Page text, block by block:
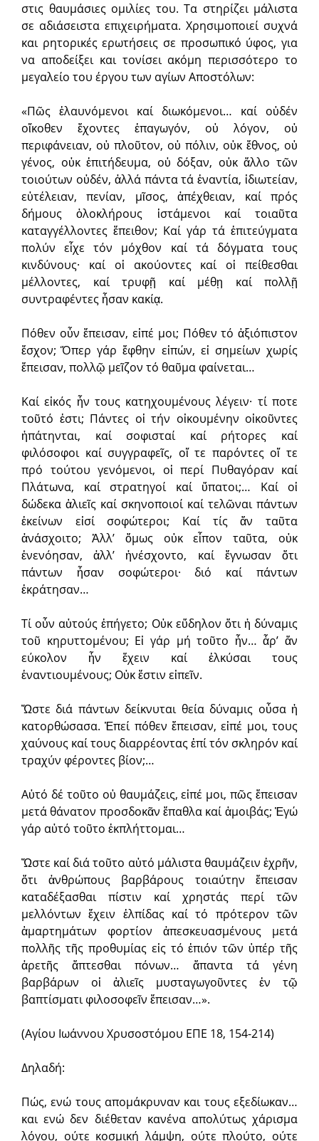
στις θαυμάσιες ομιλίες του. Τα στηρίζει μάλιστα
σε αδιάσειστα επιχειρήματα. Χρησιμοποιεί συχνά
και ρητορικές ερωτήσεις σε προσωπικό ύφος, για
να αποδείξει και τονίσει ακόμη περισσότερο το
μεγαλείο του έργου των αγίων Αποστόλων:
«Πῶς ἐλαυνόμενοι καί διωκόμενοι… καί οὐδέν
οἴκοθεν ἔχοντες ἐπαγωγόν, οὐ λόγον, οὐ
περιφάνειαν, οὐ πλοῦτον, οὐ πόλιν, οὐκ ἔθνος, οὐ
γένος, οὐκ ἐπιτήδευμα, οὐ δόξαν, οὐκ ἄλλο τῶν
τοιούτων οὐδέν, ἀλλά πάντα τά ἐναντία, ἰδιωτείαν,
εὐτέλειαν, πενίαν, μῖσος, ἀπέχθειαν, καί πρός
δήμους ὁλοκλήρους ἱστάμενοι καί τοιαῦτα
καταγγέλλοντες ἔπειθον; Καί γάρ τά ἐπιτεύγματα
πολύν εἶχε τόν μόχθον καί τά δόγματα τους
κινδύνους· καί οἱ ακούοντες καί οἱ πείθεσθαι
μέλλοντες, καί τρυφῇ καί μέθῃ καί πολλῇ
συντραφέντες ἦσαν κακίᾳ.
Πόθεν οὖν ἔπεισαν, εἰπέ μοι; Πόθεν τό ἀξιόπιστον
ἔσχον; Ὅπερ γάρ ἔφθην εἰπών, εἰ σημείων χωρίς
ἔπεισαν, πολλῷ μεῖζον τό θαῦμα φαίνεται…
Καί εἰκός ἦν τους κατηχουμένους λέγειν· τί ποτε
τοῦτό ἐστι; Πάντες οἱ τήν οἰκουμένην οἰκοῦντες
ἠπάτηνται, καί σοφισταί καί ρήτορες καί
φιλόσοφοι καί συγγραφεῖς, οἵ τε παρόντες οἵ τε
πρό τούτου γενόμενοι, οἱ περί Πυθαγόραν καί
Πλάτωνα, καί στρατηγοί καί ὕπατοι;… Καί οἱ
δώδεκα ἁλιεῖς καί σκηνοποιοί καί τελῶναι πάντων
ἐκείνων εἰσί σοφώτεροι; Καί τίς ἄν ταῦτα
ἀνάσχοιτο; Ἀλλ’ ὅμως οὐκ εἶπον ταῦτα, οὐκ
ἐνενόησαν, ἀλλ’ ἠνέσχοντο, καί ἔγνωσαν ὅτι
πάντων ἦσαν σοφώτεροι· διό καί πάντων
ἐκράτησαν…
Τί οὖν αὐτούς ἐπήγετο; Οὐκ εὔδηλον ὅτι ἡ δύναμις
τοῦ κηρυττομένου; Εἰ γάρ μή τοῦτο ἦν… ἆρ’ ἄν
εύκολον ἦν ἔχειν καί ἑλκύσαι τους
ἐναντιουμένους; Οὐκ ἔστιν εἰπεῖν.
Ὥστε διά πάντων δείκνυται θεία δύναμις οὖσα ἡ
κατορθώσασα. Ἐπεί πόθεν ἔπεισαν, εἰπέ μοι, τους
χαύνους καί τους διαρρέοντας ἐπί τόν σκληρόν καί
τραχύν φέροντες βίον;…
Αὐτό δέ τοῦτο οὐ θαυμάζεις, εἰπέ μοι, πῶς ἔπεισαν
μετά θάνατον προσδοκᾶν ἔπαθλα καί ἀμοιβάς; Ἐγώ
γάρ αὐτό τοῦτο ἐκπλήττομαι…
Ὤστε καί διά τοῦτο αὐτό μάλιστα θαυμάζειν ἐχρῆν,
ὅτι ἀνθρώπους βαρβάρους τοιαύτην ἔπεισαν
καταδέξασθαι πίστιν καί χρηστάς περί τῶν
μελλόντων ἔχειν ἐλπίδας καί τό πρότερον τῶν
ἁμαρτημάτων φορτίον ἀπεσκευασμένους μετά
πολλῆς τῆς προθυμίας εἰς τό ἐπιόν τῶν ὑπέρ τῆς
ἀρετῆς ἅπτεσθαι πόνων… ἅπαντα τά γένη
βαρβάρων οἱ ἁλιεῖς μυσταγωγοῦντες ἐν τῷ
βαπτίσματι φιλοσοφεῖν ἔπεισαν…».
(Αγίου Ιωάννου Χρυσοστόμου ΕΠΕ 18, 154-214)
Δηλαδή:
Πώς, ενώ τους απομάκρυναν και τους εξεδίωκαν…
και ενώ δεν διέθεταν κανένα απολύτως χάρισμα
λόγου, ούτε κοσμική λάμψη, ούτε πλούτο, ούτε